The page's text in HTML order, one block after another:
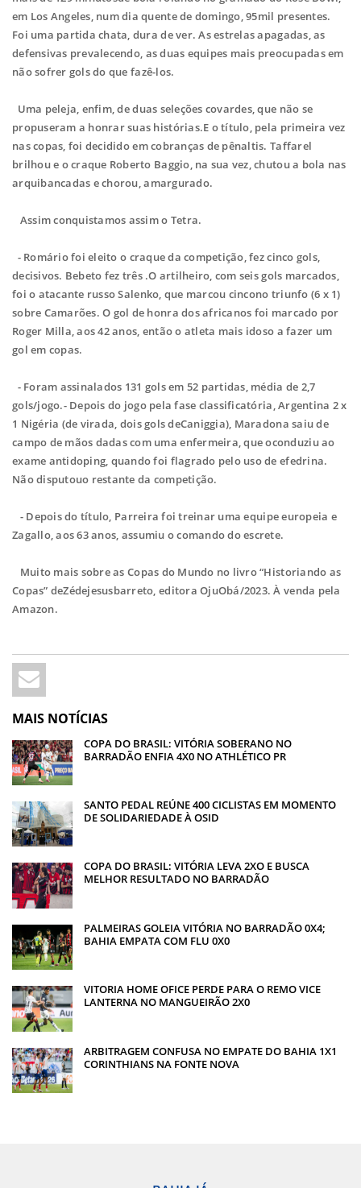
em Los Angeles, num dia quente de domingo, 95mil presentes.
Foi uma partida chata, dura de ver. As estrelas apagadas, as
defensivas prevalecendo, as duas equipes mais preocupadas em
não sofrer gols do que fazê-los.
Uma peleja, enfim, de duas seleções covardes, que não se
propuseram a honrar suas histórias.E o título, pela primeira vez
nas copas, foi decidido em cobranças de pênaltis. Taffarel
brilhou e o craque Roberto Baggio, na sua vez, chutou a bola nas
arquibancadas e chorou, amargurado.
Assim conquistamos assim o Tetra.
- Romário foi eleito o craque da competição, fez cinco gols,
decisivos. Bebeto fez três .O artilheiro, com seis gols marcados,
foi o atacante russo Salenko, que marcou cincono triunfo (6 x 1)
sobre Camarões. O gol de honra dos africanos foi marcado por
Roger Milla, aos 42 anos, então o atleta mais idoso a fazer um
gol em copas.
- Foram assinalados 131 gols em 52 partidas, média de 2,7
gols/jogo.- Depois do jogo pela fase classificatória, Argentina 2 x
1 Nigéria (de virada, dois gols deCaniggia), Maradona saiu de
campo de mãos dadas com uma enfermeira, que oconduziu ao
exame antidoping, quando foi flagrado pelo uso de efedrina.
Não disputouo restante da competição.
- Depois do título, Parreira foi treinar uma equipe europeia e
Zagallo, aos 63 anos, assumiu o comando do escrete.
Muito mais sobre as Copas do Mundo no livro “Historiando as
Copas” deZédejesusbarreto, editora OjuObá/2023. À venda pela
Amazon.
MAIS NOTÍCIAS
COPA DO BRASIL: VITÓRIA SOBERANO NO
BARRADÃO ENFIA 4X0 NO ATHLÉTICO PR
SANTO PEDAL REÚNE 400 CICLISTAS EM MOMENTO
DE SOLIDARIEDADE À OSID
COPA DO BRASIL: VITÓRIA LEVA 2XO E BUSCA
MELHOR RESULTADO NO BARRADÃO
PALMEIRAS GOLEIA VITÓRIA NO BARRADÃO 0X4;
BAHIA EMPATA COM FLU 0X0
VITORIA HOME OFICE PERDE PARA O REMO VICE
LANTERNA NO MANGUEIRÃO 2X0
ARBITRAGEM CONFUSA NO EMPATE DO BAHIA 1X1
CORINTHIANS NA FONTE NOVA